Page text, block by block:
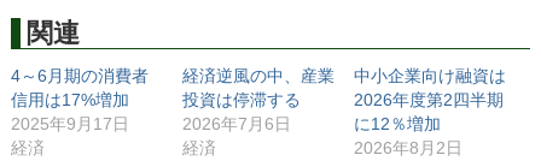
関連
4～6月期の消費者
信用は17%増加
2025年9月17日
経済
経済逆風の中、産業
投資は停滞する
2026年7月6日
経済
中小企業向け融資は
2026年度第2四半期
に12％増加
2026年8月2日